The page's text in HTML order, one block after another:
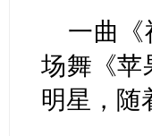
一曲《
场舞《苹
明星，随